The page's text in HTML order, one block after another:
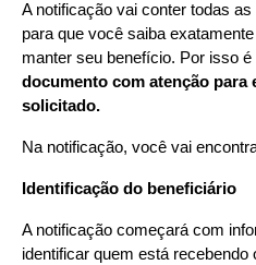
A notificação vai conter todas
para que você saiba
manter seu benefício. Por isso é
documento com atenção para
solicitado.
Na notificação, você vai
Identificação do beneficiário
A notificação começará com
identificar quem está recebendo